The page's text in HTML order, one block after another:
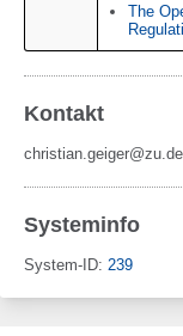
The
Kontakt
christian.geiger@zu.de
Systeminfo
System-ID: 239